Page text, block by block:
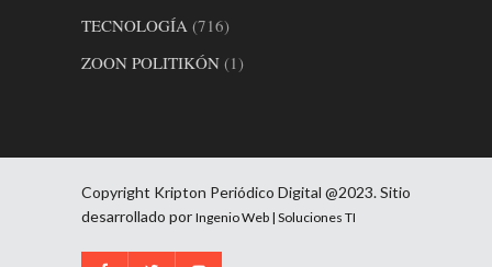
TECNOLOGÍA (716)
ZOON POLITIKÓN (1)
Copyright Kripton Periódico Digital @2023. Sitio
desarrollado por Ingenio Web | Soluciones TI